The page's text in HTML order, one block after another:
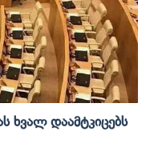
Ხვალ Დაამტკიცებს